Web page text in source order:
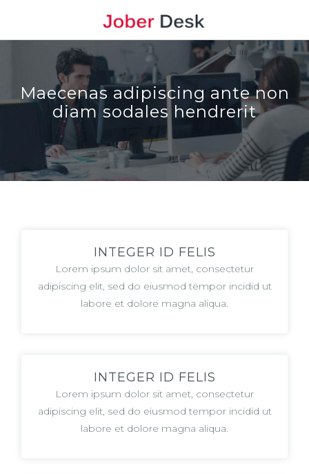
Maecenas adipiscing ante non
diam sodales hendrerit
INTEGER ID FELIS
Lorem ipsum dolor sit amet, consectetur
adipiscing elit, sed do eiusmod tempor incidid ut
labore et dolore magna aliqua.
INTEGER ID FELIS
Lorem ipsum dolor sit amet, consectetur
adipiscing elit, sed do eiusmod tempor incidid ut
labore et dolore magna aliqua.